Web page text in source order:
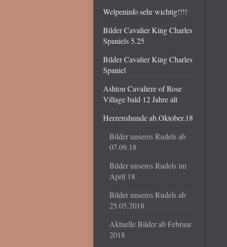
Welpeninfo sehr wichtig!!!!
Bilder Cavalier King Charles
Spaniels 5.25
Bilder Cavalier King Charles
Spaniel
Ashton Cavaliere of Rose
Village bald 12 Jahre alt
Herzenshunde ab.Oktober.18
Bilder unseres Rudels ab
07.09.18
Bilder unseres Rudels im
April 18
Bilder unseres Rudels ab
25.05.2018
Aktuelle Bilder ab Februar
2018